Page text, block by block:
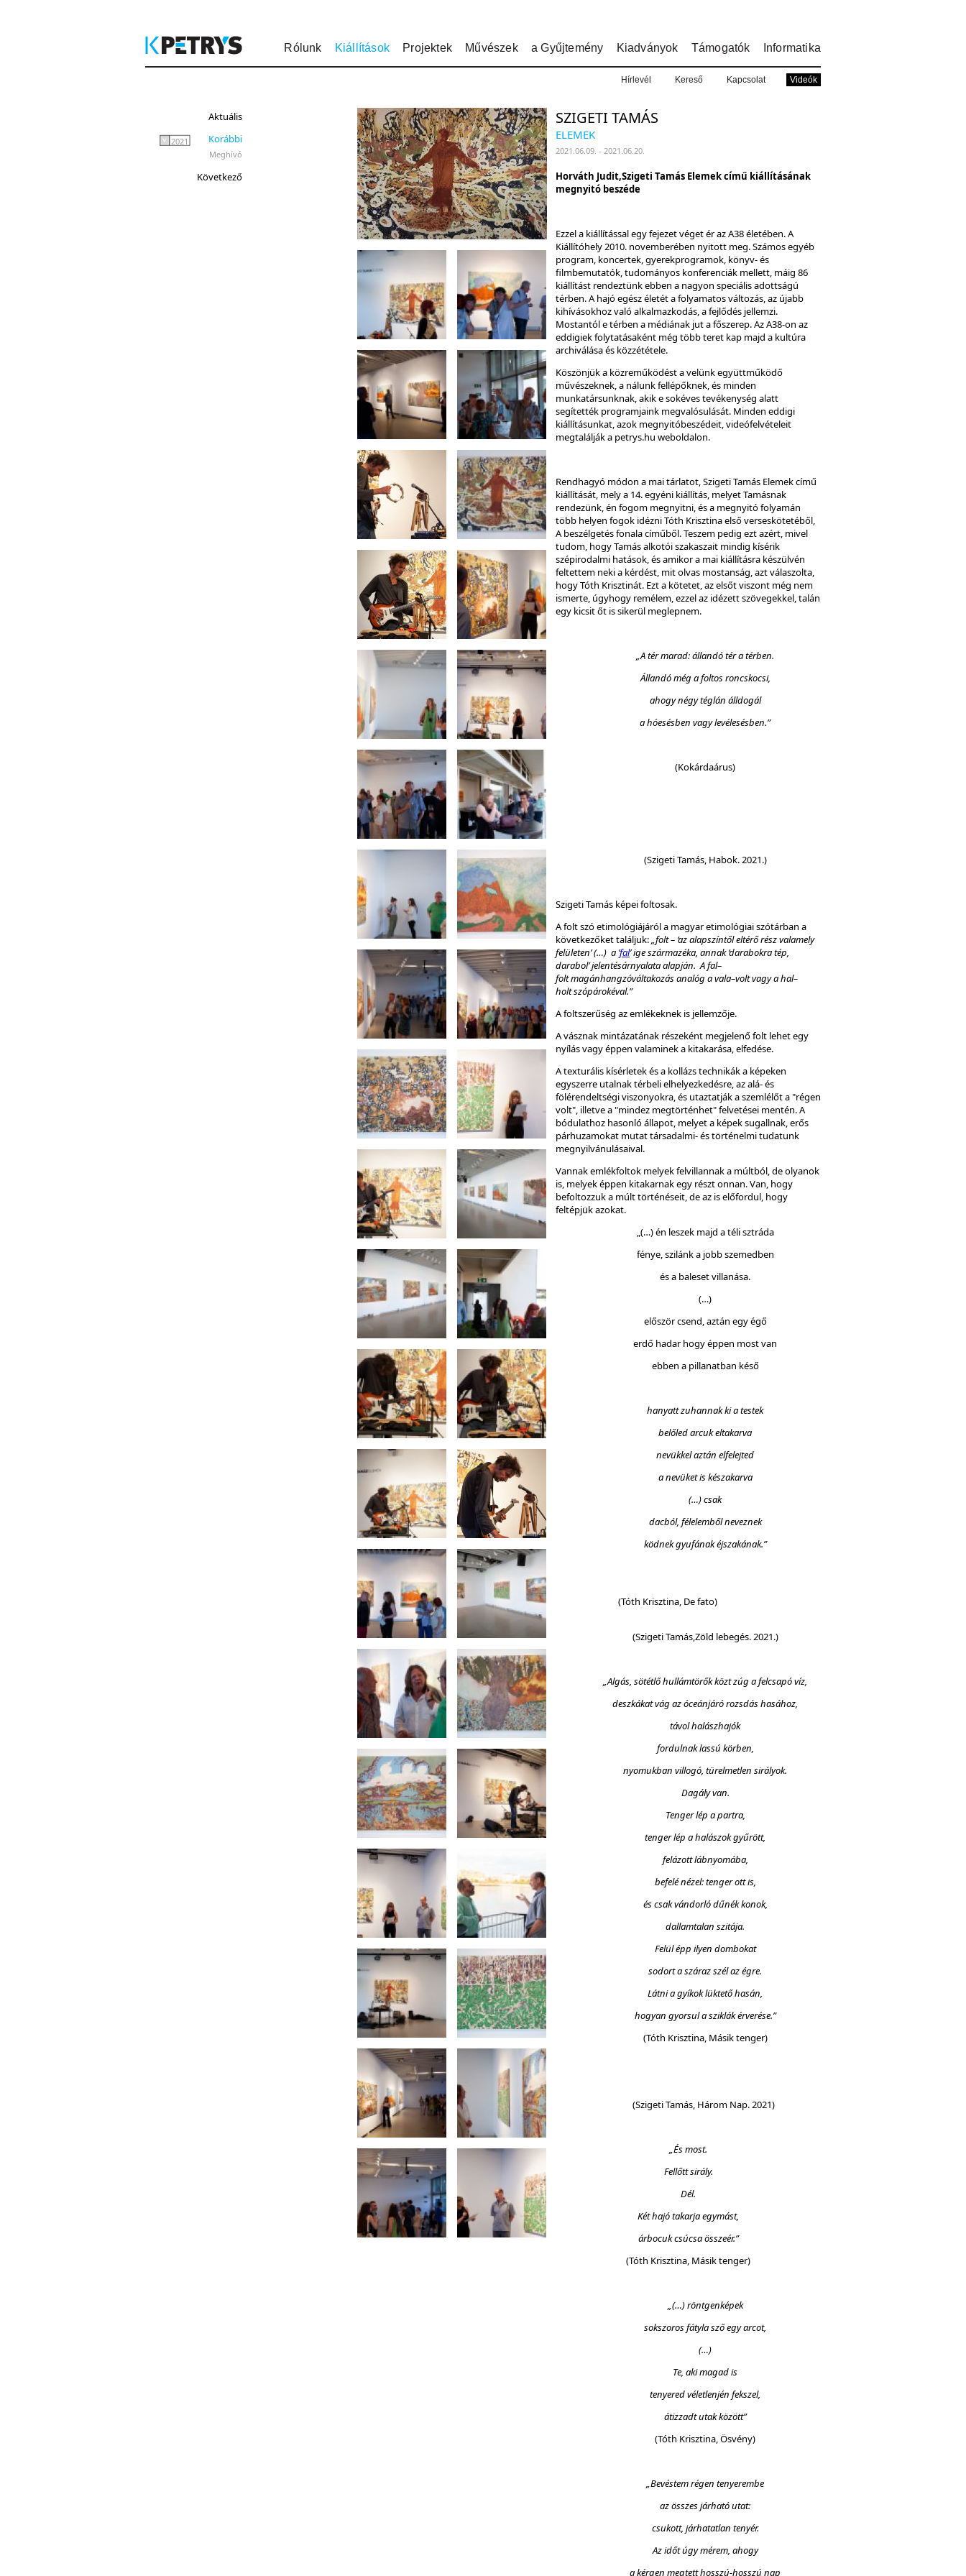
Rólunk Kiállítások Projektek Művészek a Gyűjtemény Kiadványok Támogatók Informatika
Hírlevél Kereső Kapcsolat Videók
Aktuális
2021 Korábbi
Meghívó
Következő
SZIGETI TAMÁS
ELEMEK
2021.06.09. - 2021.06.20.
Horváth Judit,Szigeti Tamás Elemek című kiállításának
megnyitó beszéde
Ezzel a kiállítással egy fejezet véget ér az A38 életében. A
Kiállítóhely 2010. novemberében nyitott meg. Számos egyéb
program, koncertek, gyerekprogramok, könyv- és
filmbemutatók, tudományos konferenciák mellett, máig 86
kiállítást rendeztünk ebben a nagyon speciális adottságú
térben. A hajó egész életét a folyamatos változás, az újabb
kihívásokhoz való alkalmazkodás, a fejlődés jellemzi.
Mostantól e térben a médiának jut a főszerep. Az A38-on az
eddigiek folytatásaként még több teret kap majd a kultúra
archiválása és közzététele.
Köszönjük a közreműködést a velünk együttműködő
művészeknek, a nálunk fellépőknek, és minden
munkatársunknak, akik e sokéves tevékenység alatt
segítették programjaink megvalósulását. Minden eddigi
kiállításunkat, azok megnyitóbeszédeit, videófelvételeit
megtalálják a petrys.hu weboldalon.
Rendhagyó módon a mai tárlatot, Szigeti Tamás Elemek című
kiállítását, mely a 14. egyéni kiállítás, melyet Tamásnak
rendezünk, én fogom megnyitni, és a megnyitó folyamán
több helyen fogok idézni Tóth Krisztina első verseskötetéből,
A beszélgetés fonala címűből. Teszem pedig ezt azért, mivel
tudom, hogy Tamás alkotói szakaszait mindig kísérik
szépirodalmi hatások, és amikor a mai kiállításra készülvén
feltettem neki a kérdést, mit olvas mostanság, azt válaszolta,
hogy Tóth Krisztinát. Ezt a kötetet, az elsőt viszont még nem
ismerte, úgyhogy remélem, ezzel az idézett szövegekkel, talán
egy kicsit őt is sikerül meglepnem.
„A tér marad: állandó tér a térben.
Állandó még a foltos roncskocsi,
ahogy négy téglán álldogál
a hóesésben vagy levélesésben.”
(Kokárdaárus)
(Szigeti Tamás, Habok. 2021.)
Szigeti Tamás képei foltosak.
A folt szó etimológiájáról a magyar etimológiai szótárban a
következőket találjuk:„folt – ‘az alapszíntől eltérő rész valamely
felületen’ (…) a ’fal’ ige származéka, annak ‘darabokra tép,
darabol’ jelentésárnyalata alapján. A fal–
folt magánhangzóváltakozás analóg a vala–volt vagy a hal–
holt szópárokéval.”
A foltszerűség az emlékeknek is jellemzője.
A vásznak mintázatának részeként megjelenő folt lehet egy
nyílás vagy éppen valaminek a kitakarása, elfedése.
A texturális kísérletek és a kollázs technikák a képeken
egyszerre utalnak térbeli elhelyezkedésre, az alá- és
fölérendeltségi viszonyokra, és utaztatják a szemlélőt a "régen
volt", illetve a "mindez megtörténhet" felvetései mentén. A
bódulathoz hasonló állapot, melyet a képek sugallnak, erős
párhuzamokat mutat társadalmi- és történelmi tudatunk
megnyilvánulásaival.
Vannak emlékfoltok melyek felvillannak a múltból, de olyanok
is, melyek éppen kitakarnak egy részt onnan. Van, hogy
befoltozzuk a múlt történéseit, de az is előfordul, hogy
feltépjük azokat.
„(…) én leszek majd a téli sztráda
fénye, szilánk a jobb szemedben
és a baleset villanása.
(…)
először csend, aztán egy égő
erdő hadar hogy éppen most van
ebben a pillanatban késő
hanyatt zuhannak ki a testek
belőled arcuk eltakarva
nevükkel aztán elfelejted
a nevüket is készakarva
(…) csak
dacból, félelemből neveznek
ködnek gyufának éjszakának.”
(Tóth Krisztina, De fato)
(Szigeti Tamás,Zöld lebegés. 2021.)
„Algás, sötétlő hullámtörők közt zúg a felcsapó víz,
deszkákat vág az óceánjáró rozsdás hasához,
távol halászhajók
fordulnak lassú körben,
nyomukban villogó, türelmetlen sirályok.
Dagály van.
Tenger lép a partra,
tenger lép a halászok gyűrött,
felázott lábnyomába,
befelé nézel: tenger ott is,
és csak vándorló dűnék konok,
dallamtalan szitája.
Felül épp ilyen dombokat
sodort a száraz szél az égre.
Látni a gyíkok lüktető hasán,
hogyan gyorsul a sziklák érverése.”
(Tóth Krisztina, Másik tenger)
(Szigeti Tamás, Három Nap. 2021)
„És most.
Fellőtt sirály.
Dél.
Két hajó takarja egymást,
árbocuk csúcsa összeér.”
(Tóth Krisztina, Másik tenger)
„(…) röntgenképek
sokszoros fátyla sző egy arcot,
(…)
Te, aki magad is
tenyered véletlenjén fekszel,
átizzadt utak között”
(Tóth Krisztina, Ösvény)
„Bevéstem régen tenyerembe
az összes járható utat:
csukott, járhatatlan tenyér.
Az időt úgy mérem, ahogy
a kérgen megtett hosszú-hosszú nap